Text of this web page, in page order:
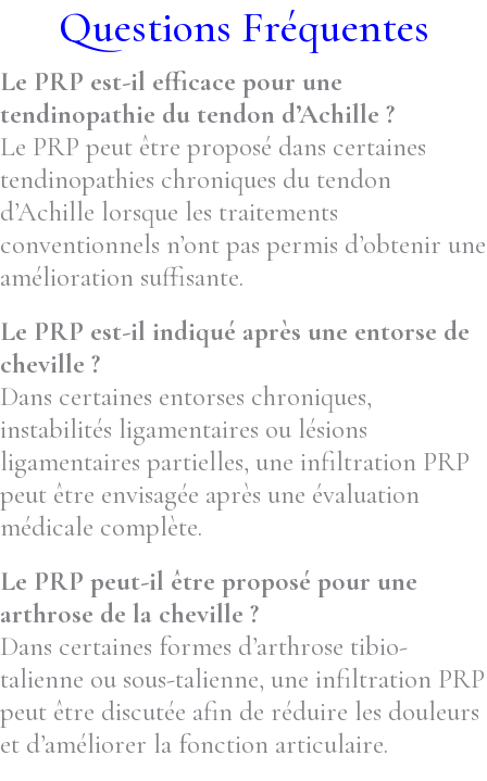
Questions Fréquentes
Le PRP est-il efficace pour une
tendinopathie du tendon d’Achille ?
Le PRP peut être proposé dans certaines
tendinopathies chroniques du tendon
d’Achille lorsque les traitements
conventionnels n’ont pas permis d’obtenir une
amélioration suffisante.
Le PRP est-il indiqué après une entorse de
cheville ?
Dans certaines entorses chroniques,
instabilités ligamentaires ou lésions
ligamentaires partielles, une infiltration PRP
peut être envisagée après une évaluation
médicale complète.
Le PRP peut-il être proposé pour une
arthrose de la cheville ?
Dans certaines formes d’arthrose tibio-
talienne ou sous-talienne, une infiltration PRP
peut être discutée afin de réduire les douleurs
et d’améliorer la fonction articulaire.